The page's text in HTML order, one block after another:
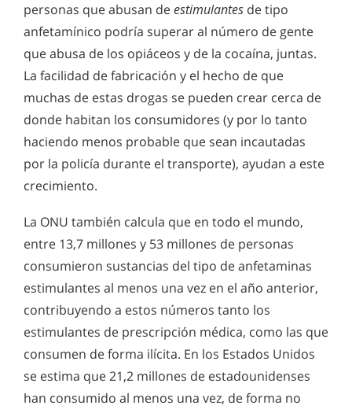
personas que abusan deestimulantes de tipo
anfetamínico podría superar al número de gente
que abusa de los opiáceos y de la cocaína, juntas.
La facilidad de fabricación y el hecho de que
muchas de estas drogas se pueden crear cerca de
donde habitan los consumidores (y por lo tanto
haciendo menos probable que sean incautadas
por la policía durante el transporte), ayudan a este
crecimiento.
La ONU también calcula que en todo el mundo,
entre 13,7 millones y 53 millones de personas
consumieron sustancias del tipo de anfetaminas
estimulantes al menos una vez en el año anterior,
contribuyendo a estos números tanto los
estimulantes de prescripción médica, como las que
consumen de forma ilícita. En los Estados Unidos
se estima que 21,2 millones de estadounidenses
han consumido al menos una vez, de forma no